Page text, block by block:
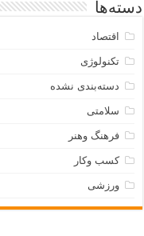
دسته‌ها
اقتصاد
تکنولوژی
دسته‌بندی نشده
سلامتی
فرهنگ وهنر
کسب وکار
ورزشی